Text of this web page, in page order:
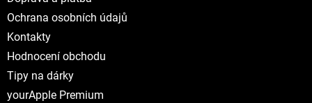
Ochrana osobních údajů
Kontakty
Hodnocení obchodu
Tipy na dárky
yourApple Premium